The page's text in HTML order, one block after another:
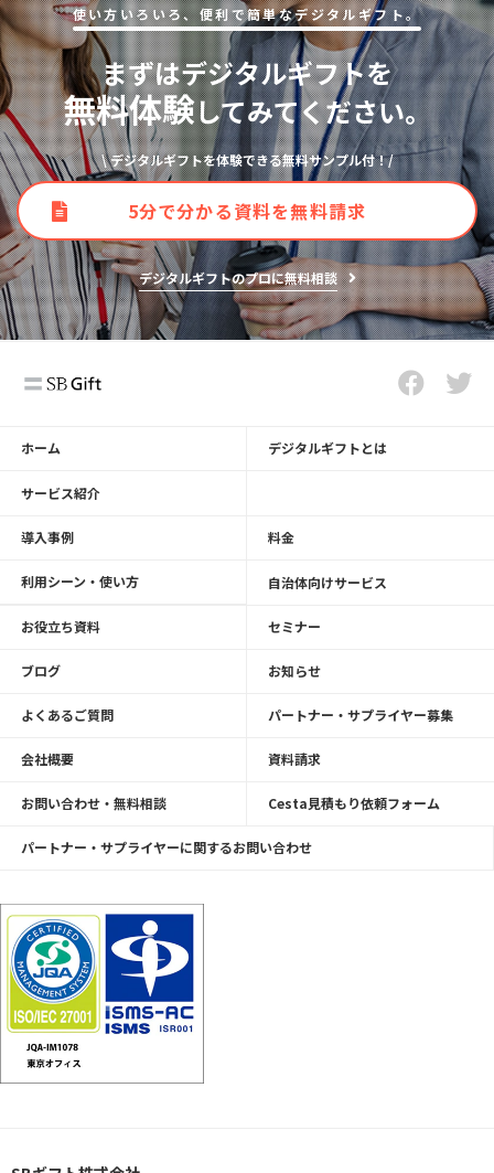
使い⽅いろいろ、便利で簡単なデジタルギフト。
まずはデジタルギフトを
無料体験してみてください。
\ デジタルギフトを体験できる無料サンプル付！/
5分で分かる資料を無料請求
デジタルギフトのプロに無料相談
ホーム デジタルギフトとは
サービス紹介
導入事例 料金
利用シーン・使い方 自治体向けサービス
お役立ち資料 セミナー
ブログ お知らせ
よくあるご質問 パートナー・サプライヤー募集
会社概要 資料請求
お問い合わせ・無料相談 Cesta見積もり依頼フォーム
パートナー・サプライヤーに関するお問い合わせ